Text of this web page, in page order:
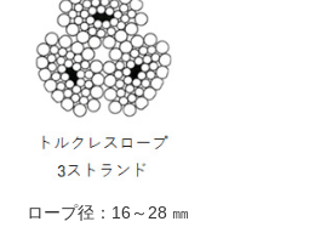
ロープ径：16～28 ㎜